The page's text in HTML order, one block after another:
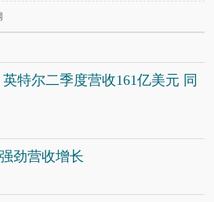
特尔二季度营收161亿美元 同
劲营收增长